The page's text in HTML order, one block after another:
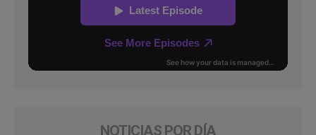
NOTICIAS POR DÍA